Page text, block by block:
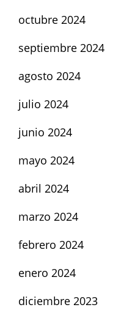
octubre 2024
septiembre 2024
agosto 2024
julio 2024
junio 2024
mayo 2024
abril 2024
marzo 2024
febrero 2024
enero 2024
diciembre 2023